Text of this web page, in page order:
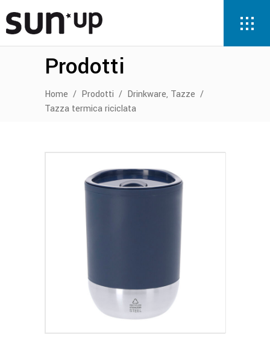
Prodotti
Home / Prodotti / Drinkware, Tazze /
Tazza termica riciclata